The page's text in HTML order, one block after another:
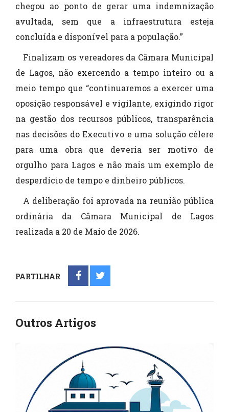
chegou ao ponto de gerar uma indemnização
avultada, sem que a infraestrutura esteja
concluída e disponível para a população.”
Finalizam os vereadores da Câmara Municipal
de Lagos, não exercendo a tempo inteiro ou a
meio tempo que “continuaremos a exercer uma
oposição responsável e vigilante, exigindo rigor
na gestão dos recursos públicos, transparência
nas decisões do Executivo e uma solução célere
para uma obra que deveria ser motivo de
orgulho para Lagos e não mais um exemplo de
desperdício de tempo e dinheiro públicos.
A deliberação foi aprovada na reunião pública
ordinária da Câmara Municipal de Lagos
realizada a 20 de Maio de 2026.
PARTILHAR
Outros Artigos